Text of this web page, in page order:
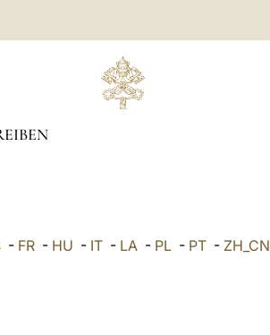
- FR - HU - IT - LA - PL - PT - ZH_CN